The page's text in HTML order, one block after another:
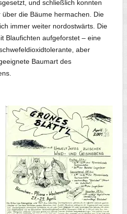
und schließlich konnten
die Bäume hermachen. Die
immer weiter nordostwärts. Die
Blaufichten aufgeforstet – eine
aber
Baumart des